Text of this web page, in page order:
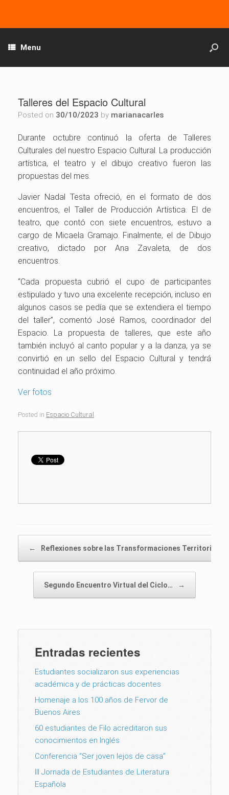
Menu
Talleres del Espacio Cultural
Posted on 30/10/2023 by marianacarles
Durante octubre continuó la oferta de Talleres
Culturales del nuestro Espacio Cultural. La producción
artística, el teatro y el dibujo creativo fueron las
propuestas del mes.
Javier Nadal Testa ofreció, en el formato de dos
encuentros, el Taller de Producción Artística. El de
teatro, que contó con siete encuentros, estuvo a
cargo de Micaela Gramajo. Finalmente, el de Dibujo
creativo, dictado por Ana Zavaleta, de dos
encuentros.
“Cada propuesta cubrió el cupo de participantes
estipulado y tuvo una excelente recepción, incluso en
algunos casos se pedía que se extendiera el tiempo
del taller”, comentó José Ramos, coordinador del
Espacio. La propuesta de talleres, que este año
también incluyó al canto popular y a la danza, ya se
convirtió en un sello del Espacio Cultural y tendrá
continuidad el año próximo.
Ver fotos
Posted in Espacio Cultural
← Reflexiones sobre las Transformaciones
Segundo Encuentro Virtual del Ciclo… →
Entradas recientes
Estudiantes socializaron sus experiencias
académica y de prácticas docentes
Homenaje a los 100 años de Fervor de
Buenos Aires
60 estudiantes de Filo acreditaron sus
conocimientos en Inglés
Conferencia “Ser joven lejos de casa”
III Jornada de Estudiantes de Literatura
Española